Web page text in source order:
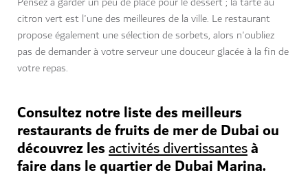
citron vert est l'une des meilleures de la ville. Le restaurant
propose également une sélection de sorbets, alors n'oubliez
pas de demander à votre serveur une douceur glacée à la fin de
votre repas.
Consultez notre liste des meilleurs
restaurants de fruits de mer de Dubai ou
découvrez lesactivités divertissantesà
faire dans le quartier de Dubai Marina.